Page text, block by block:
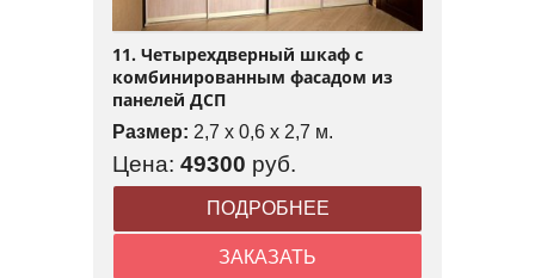
11. Четырехдверный шкаф с
комбинированным фасадом из
панелей ДСП
Размер: 2,7 x 0,6 x 2,7 м.
Цена: 49300 руб.
ПОДРОБНЕЕ
ЗАКАЗАТЬ